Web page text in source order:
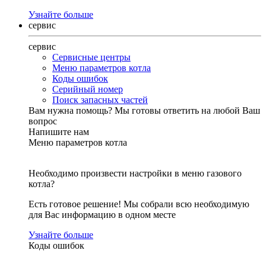
Узнайте больше
сервис
сервис
Сервисные центры
Меню параметров котла
Коды ошибок
Серийный номер
Поиск запасных частей
Вам нужна помощь? Мы готовы ответить на любой Ваш
вопрос
Напишите нам
Меню параметров котла
Необходимо произвести настройки в меню газового
котла?
Есть готовое решение! Мы собрали всю необходимую
для Вас информацию в одном месте
Узнайте больше
Коды ошибок